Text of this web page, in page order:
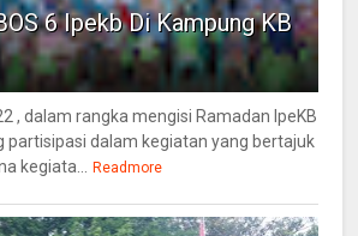
6 Ipekb Di Kampung KB
, dalam rangka mengisi Ramadan IpeKB
partisipasi dalam kegiatan yang bertajuk
kegiata... Readmore